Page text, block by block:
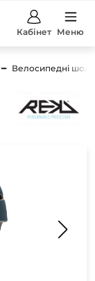
Кабінет Меню
Велосипедні